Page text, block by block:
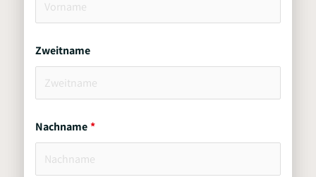
Zweitname
Nachname